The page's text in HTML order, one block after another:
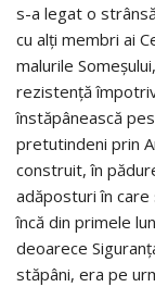
s-a legat o
cu alţi membri ai
malurile
rezistenţă
înstăpânească
pretutindeni prin
construit, în
adăposturi în
încă din primele
deoarece
stăpâni, era pe